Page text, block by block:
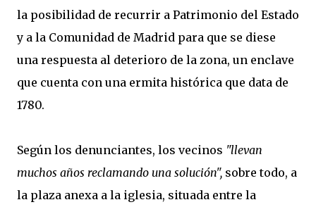
la posibilidad de recurrir a Patrimonio del Estado
y a la Comunidad de Madrid para que se diese
una respuesta al deterioro de la zona, un enclave
que cuenta con una ermita histórica que data de
1780.
Según los denunciantes, los vecinos "llevan
muchos años reclamando una solución", sobre todo, a
la plaza anexa a la iglesia, situada entre la